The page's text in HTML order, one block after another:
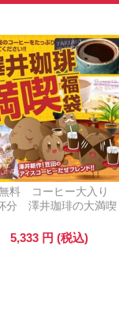
料 コーヒー大入り
分 澤井珈琲の大満喫
5,333 円 (税込)